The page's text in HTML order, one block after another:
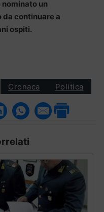
nominato un
continuare a
ospiti.
Cronaca Politica